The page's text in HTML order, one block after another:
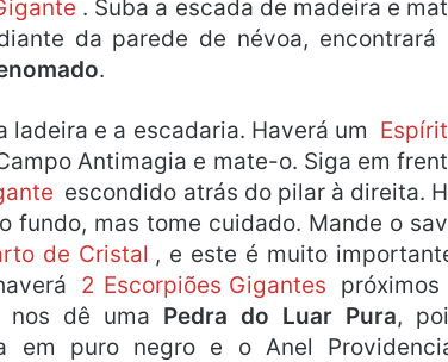
. Suba a escada de madeira e
da parede de névoa, encontrará
.
e a escadaria. Haverá um
Antimagia e mate-o. Siga em
escondido atrás do pilar à direita.
fundo, mas tome cuidado. Mande o
de Cristal , e este é muito
2 Escorpiões Gigantes
próximos
nos dê uma Pedra do Luar Pura,
em puro negro e o Anel